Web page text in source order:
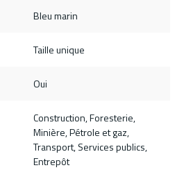
Bleu marin
Taille unique
Oui
Construction, Foresterie,
Minière, Pétrole et gaz,
Transport, Services publics,
Entrepôt